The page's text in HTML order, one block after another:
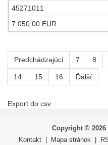
45271011
7 050,00 EUR
Predchádzajúci 7 8
14 15 16 Ďalší
Export do csv
Copyright © 2026
Kontakt
Mapa stránok